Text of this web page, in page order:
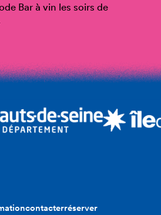
Bar à vin les soirs de
contacterréserver